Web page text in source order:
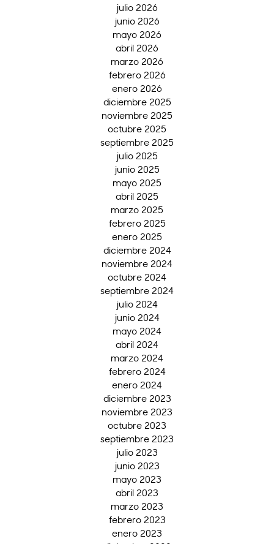
julio 2026
junio 2026
mayo 2026
abril 2026
marzo 2026
febrero 2026
enero 2026
diciembre 2025
noviembre 2025
octubre 2025
septiembre 2025
julio 2025
junio 2025
mayo 2025
abril 2025
marzo 2025
febrero 2025
enero 2025
diciembre 2024
noviembre 2024
octubre 2024
septiembre 2024
julio 2024
junio 2024
mayo 2024
abril 2024
marzo 2024
febrero 2024
enero 2024
diciembre 2023
noviembre 2023
octubre 2023
septiembre 2023
julio 2023
junio 2023
mayo 2023
abril 2023
marzo 2023
febrero 2023
enero 2023